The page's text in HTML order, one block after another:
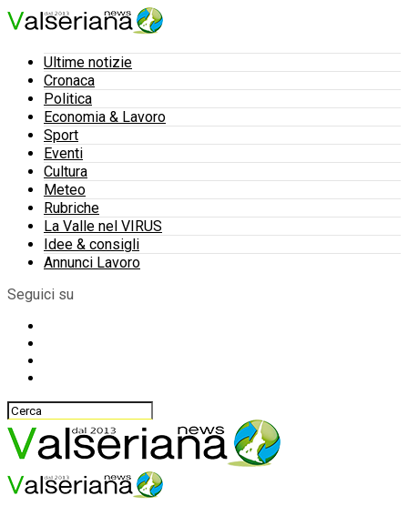
Ultime notizie
Cronaca
Politica
Economia & Lavoro
Sport
Eventi
Cultura
Meteo
Rubriche
La Valle nel VIRUS
Idee & consigli
Annunci Lavoro
Seguici su